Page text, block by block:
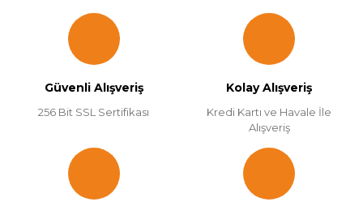
Güvenli Alışveriş
256 Bit SSL Sertifikası
Kolay Alışveriş
Kredi Kartı ve Havale İle
Alışveriş